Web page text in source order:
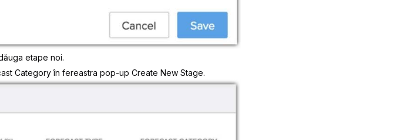
etape noi.
Categoryîn fereastra pop-up Create New Stage.